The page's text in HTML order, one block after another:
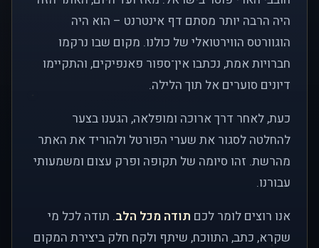
היה הרבה יותר מסתם דף אינטרנט – הוא היה
הוגוורטס הווירטואלי של כולנו. מקום שבו נרקמו
חברויות אמת, נכתבו אין־ספור פאנפיקים, והתקיימו
דיונים סוערים אל תוך הלילה.
כעת, לאחר דרך ארוכה ומופלאה, הגענו בצער
להחלטה לסגור את שערי הפורטל ולהוריד את האתר
מהרשת. זהו סיומה של תקופה ופרק עצום ומשמעותי
עבורנו.
אנו רוצים לומר לכם תודה מכל הלב. תודה לכל מי
שקרא, כתב, התווכח, שיתף ולקח חלק ביצירת המקום